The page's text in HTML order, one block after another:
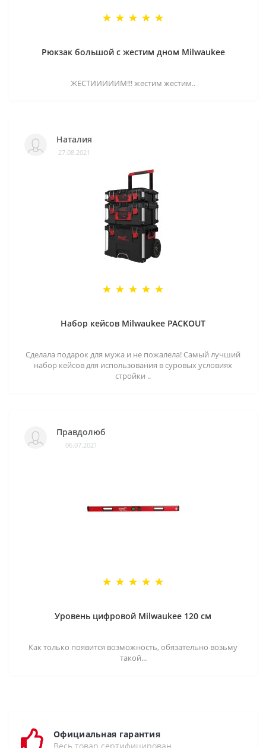
Рюкзак большой с жестим дном Milwaukee
ЖЕСТИИИИИМ!!! жестим жестим..
Наталия
27.08.2021
Набор кейсов Milwaukee PACKOUT
Сделала подарок для мужа и не пожалела! Самый лучший
набор кейсов для использования в суровых условиях
стройки ..
Правдолюб
06.07.2021
Уровень цифровой Milwaukee 120 см
Как только появится возможность, обязательно возьму
такой...
Официальная гарантия